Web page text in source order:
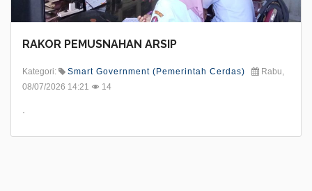
RAKOR PEMUSNAHAN ARSIP
Kategori: Smart Government (Pemerintah Cerdas)
Rabu,
08/07/2026 14:21
14